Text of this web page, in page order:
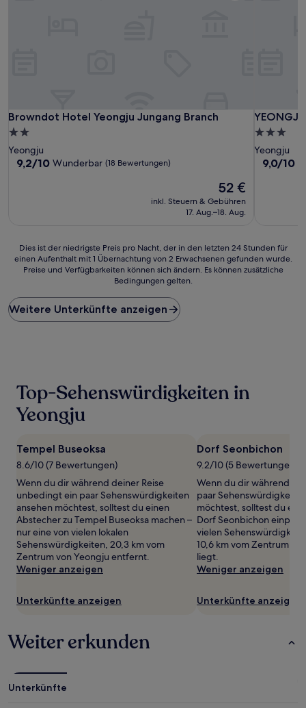
Browndot Hotel Yeongju Jungang Branch
Browndot Hotel Yeongju Jungang Branch
2.0-
Sterne-
Unterkunft
Yeongju
9.2
9,2/10 Wunderbar (18 Bewertungen)
Der
Preis
beträgt
52 €
inkl. Steuern & Gebühren
17. Aug.–18. Aug.
3.0-
Sterne-
Yeongju
9.0
9,0/10
Dies
ist
Preis
pro
Nacht,
24 Stunden
einen
Aufenthalt
1 Übernachtung
2 Erwachsenen
gefunden
wurde.
Preise
und
Verfügbarkeiten
können
sich
ändern.
zusätzliche
Dies ist der niedrigste Preis pro Nacht, der in den letzten 24 Stunden für
einen Aufenthalt mit 1 Übernachtung von 2 Erwachsenen gefunden wurde.
Preise und Verfügbarkeiten können sich ändern. Es können zusätzliche
Bedingungen gelten.
Weitere Unterkünfte anzeigen
Top-Sehenswürdigkeiten in
Yeongju
Tempel Buseoksa
8.6/10 (7 Bewertungen)
Wenn du dir während deiner Reise
unbedingt ein paar Sehenswürdigkeiten
ansehen möchtest, solltest du einen
Abstecher zu Tempel Buseoksa machen –
nur eine von vielen lokalen
Sehenswürdigkeiten, 20,3 km vom
Zentrum von Yeongju entfernt.
Weniger anzeigen
Unterkünfte anzeigen
Dorf Seonbichon
9.2/10 (5 Bewertungen)
Wenn du dir während
paar
möchtest, solltest du
Dorf Seonbichon
vielen
10,6 km vom Zentrum in
liegt.
Weniger anzeigen
Unterkünfte anzeigen
Weiter erkunden
Unterkünfte